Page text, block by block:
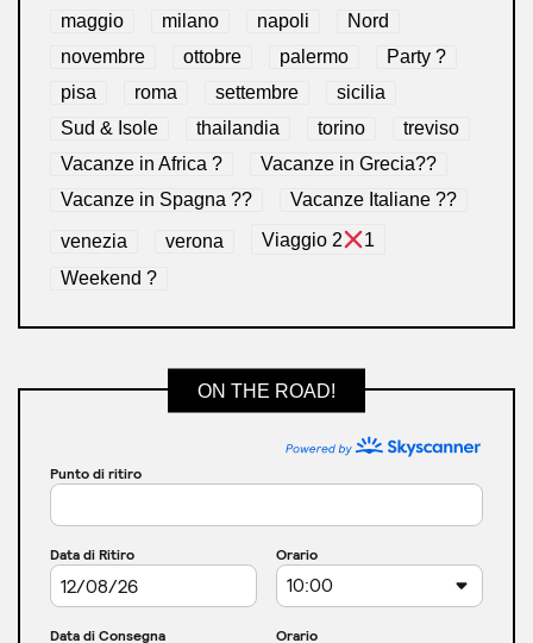
maggio
milano napoli
Nord
novembre
ottobre palermo
Party ?
pisa
roma settembre
sicilia
Sud & Isole
thailandia torino
treviso
Vacanze in Africa ?
Vacanze in Grecia??
Vacanze in Spagna ??
Vacanze Italiane ??
venezia verona Viaggio 2
1
Weekend ?
ON THE ROAD!